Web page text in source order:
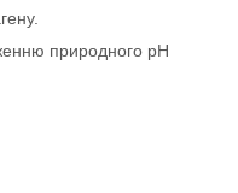
природного pH